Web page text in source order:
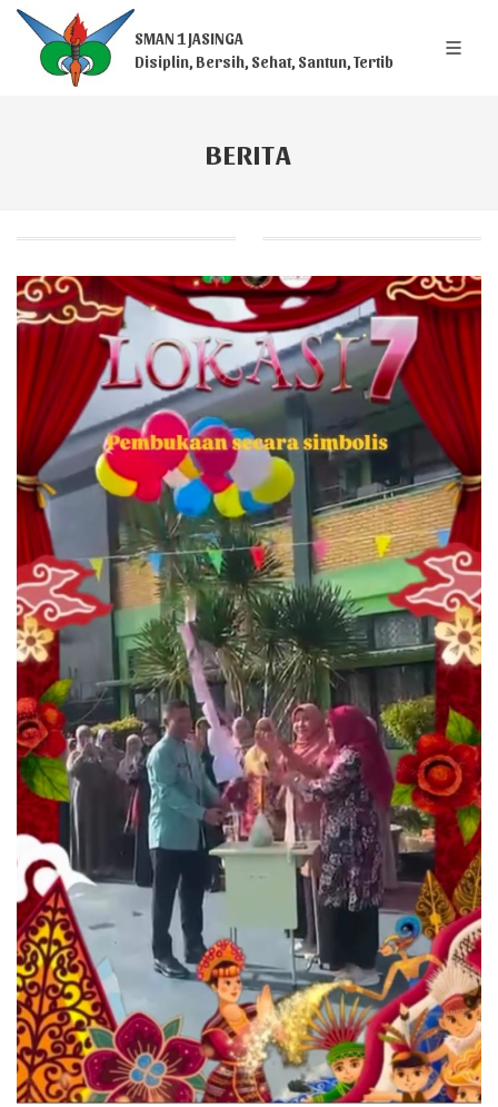
SMAN 1 JASINGA
Disiplin, Bersih, Sehat, Santun, Tertib
BERITA